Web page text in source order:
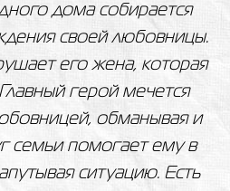
дома собирается
своей любовницы.
его жена, которая
герой мечется
обманывая и
семьи помогает ему в
ситуацию. Есть